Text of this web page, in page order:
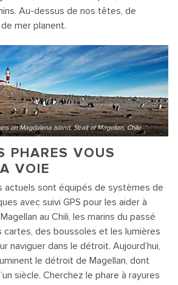
Au-dessus de nos têtes, de
mer planent.
on Magdalena island, Strait of Magellan, Chile
PHARES VOUS
VOIE
actuels sont équipés de systèmes de
avec suivi GPS pour les aider à
au Chili, les marins du passé
cartes, des boussoles et les lumières
naviguer dans le détroit. Aujourd’hui,
le détroit de Magellan, dont
siècle. Cherchez le phare à rayures